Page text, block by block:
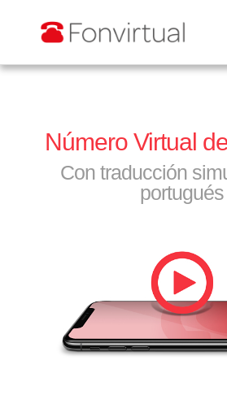
Número Virtual
Con traducción
portugués